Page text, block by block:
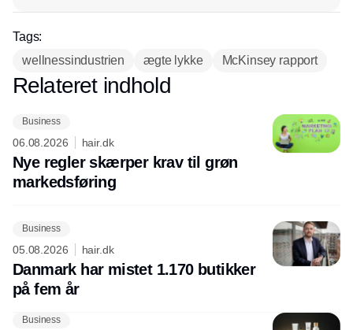
Tags:
wellnessindustrien
ægte lykke McKinsey rapport
Annonce
Relateret indhold
Business
06.08.2026 hair.dk
Nye regler skærper krav til grøn
markedsføring
Business
05.08.2026 hair.dk
Danmark har mistet 1.170 butikker
på fem år
Business